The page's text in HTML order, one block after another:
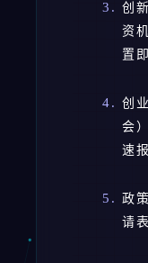
创
资
置
创
会
速
政
请